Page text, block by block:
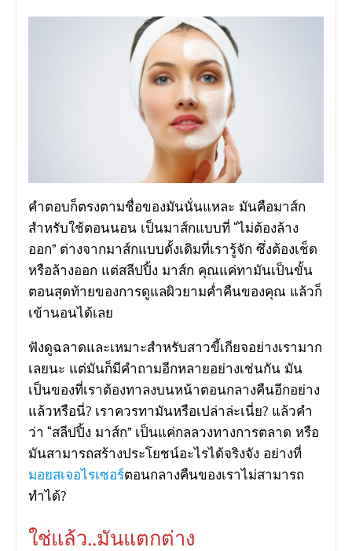
คำตอบก็ตรงตามชื่อของมันนั่นแหละ มันคือมาส์ก
สำหรับใช้ตอนนอน เป็นมาส์กแบบที่ “ไม่ต้องล้าง
ออก” ต่างจากมาส์กแบบดั้งเดิมที่เรารู้จัก ซึ่งต้องเช็ด
หรือล้างออก แต่สลีปปิ้ง มาส์ก คุณแค่ทามันเป็นขั้น
ตอนสุดท้ายของการดูแลผิวยามค่ำคืนของคุณ แล้วก็
เข้านอนได้เลย
ฟังดูฉลาดและเหมาะสำหรับสาวขี้เกียจอย่างเรามาก
เลยนะ แต่มันก็มีคำถามอีกหลายอย่างเช่นกัน มัน
เป็นของที่เราต้องทาลงบนหน้าตอนกลางคืนอีกอย่าง
แล้วหรือนี่? เราควรทามันหรือเปล่าล่ะเนี่ย? แล้วคำ
ว่า “สลีปปิ้ง มาส์ก” เป็นแค่กลลวงทางการตลาด หรือ
มันสามารถสร้างประโยชน์อะไรได้จริงจัง อย่างที่
มอยสเจอไรเซอร์ตอนกลางคืนของเราไม่สามารถ
ทำได้?
ใช่แล้ว..มันแตกต่าง